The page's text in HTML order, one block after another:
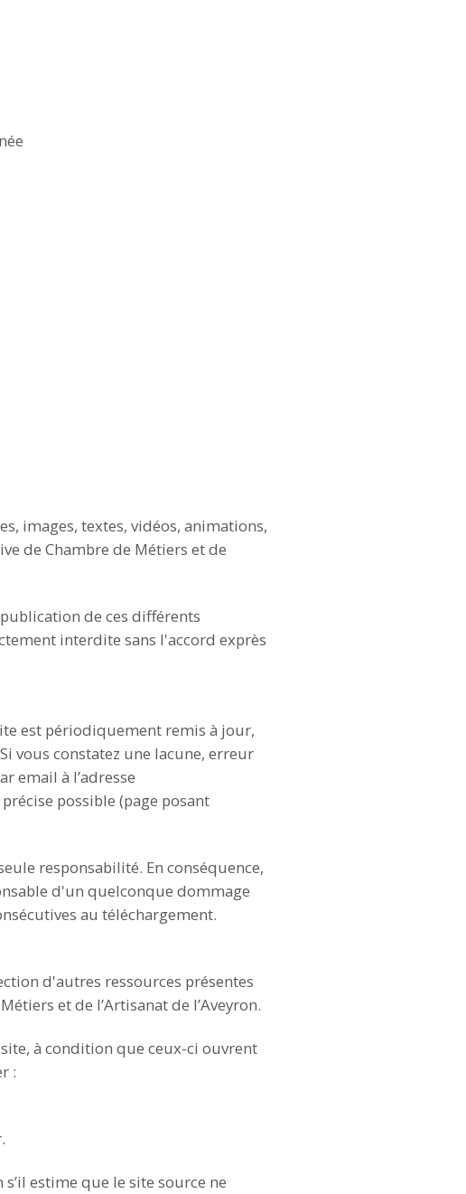
images, textes, vidéos, animations,
de Chambre de Métiers et de
de ces différents
interdite sans l'accord exprès
est périodiquement remis à jour,
vous constatez une lacune, erreur
email à l’adresse
possible (page posant
responsabilité. En conséquence,
d'un quelconque dommage
au téléchargement.
d'autres ressources présentes
et de l’Artisanat de l’Aveyron.
à condition que ceux-ci ouvrent
:
estime que le site source ne